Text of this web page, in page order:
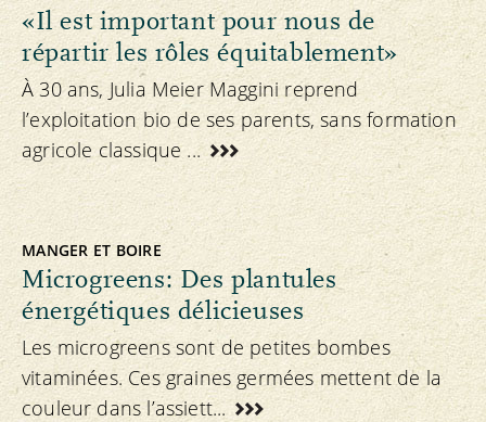
«Il est important pour nous de
répartir les rôles équitablement»
À 30 ans, Julia Meier Maggini reprend
l’exploitation bio de ses parents, sans formation
agricole classique ...
MANGER ET BOIRE
Microgreens: Des plantules
énergétiques délicieuses
Les microgreens sont de petites bombes
vitaminées. Ces graines germées mettent de la
couleur dans l’assiett...